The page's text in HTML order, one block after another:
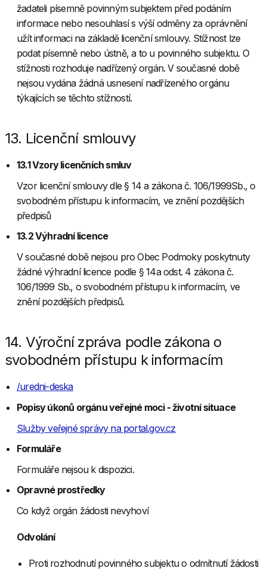
žadateli písemně povinným subjektem před podáním
informace nebo nesouhlasí s výší odměny za oprávnění
užít informaci na základě licenční smlouvy. Stížnost lze
podat písemně nebo ústně, a to u povinného subjektu. O
stížnosti rozhoduje nadřízený orgán. V současné době
nejsou vydána žádná usnesení nadřízeného orgánu
týkajících se těchto stížností.
13. Licenční smlouvy
13.1 Vzory licenčních smluv
Vzor licenční smlouvy dle § 14 a zákona č. 106/1999Sb., o
svobodném přístupu k informacím, ve znění pozdějších
předpisů
13.2 Výhradní licence
V současné době nejsou pro Obec Podmoky poskytnuty
žádné výhradní licence podle § 14a odst. 4 zákona č.
106/1999 Sb., o svobodném přístupu k informacím, ve
znění pozdějších předpisů.
14. Výroční zpráva podle zákona o
svobodném přístupu k informacím
/uredni-deska
Popisy úkonů orgánu veřejné moci - životní situace
Služby veřejné správy na portal.gov.cz
Formuláře
Formuláře nejsou k dispozici.
Opravné prostředky
Co když orgán žádosti nevyhoví
Odvolání
Proti rozhodnutí povinného subjektu o odmítnutí žádosti